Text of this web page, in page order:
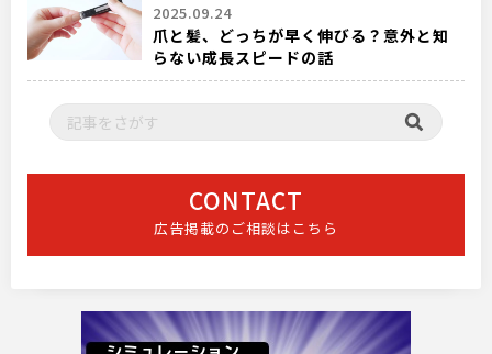
2025.09.24
爪と髪、どっちが早く伸びる？意外と知
らない成長スピードの話
CONTACT
広告掲載のご相談はこちら